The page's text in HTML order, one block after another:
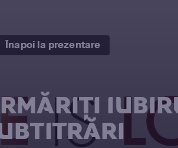
Înapoi la prezentare